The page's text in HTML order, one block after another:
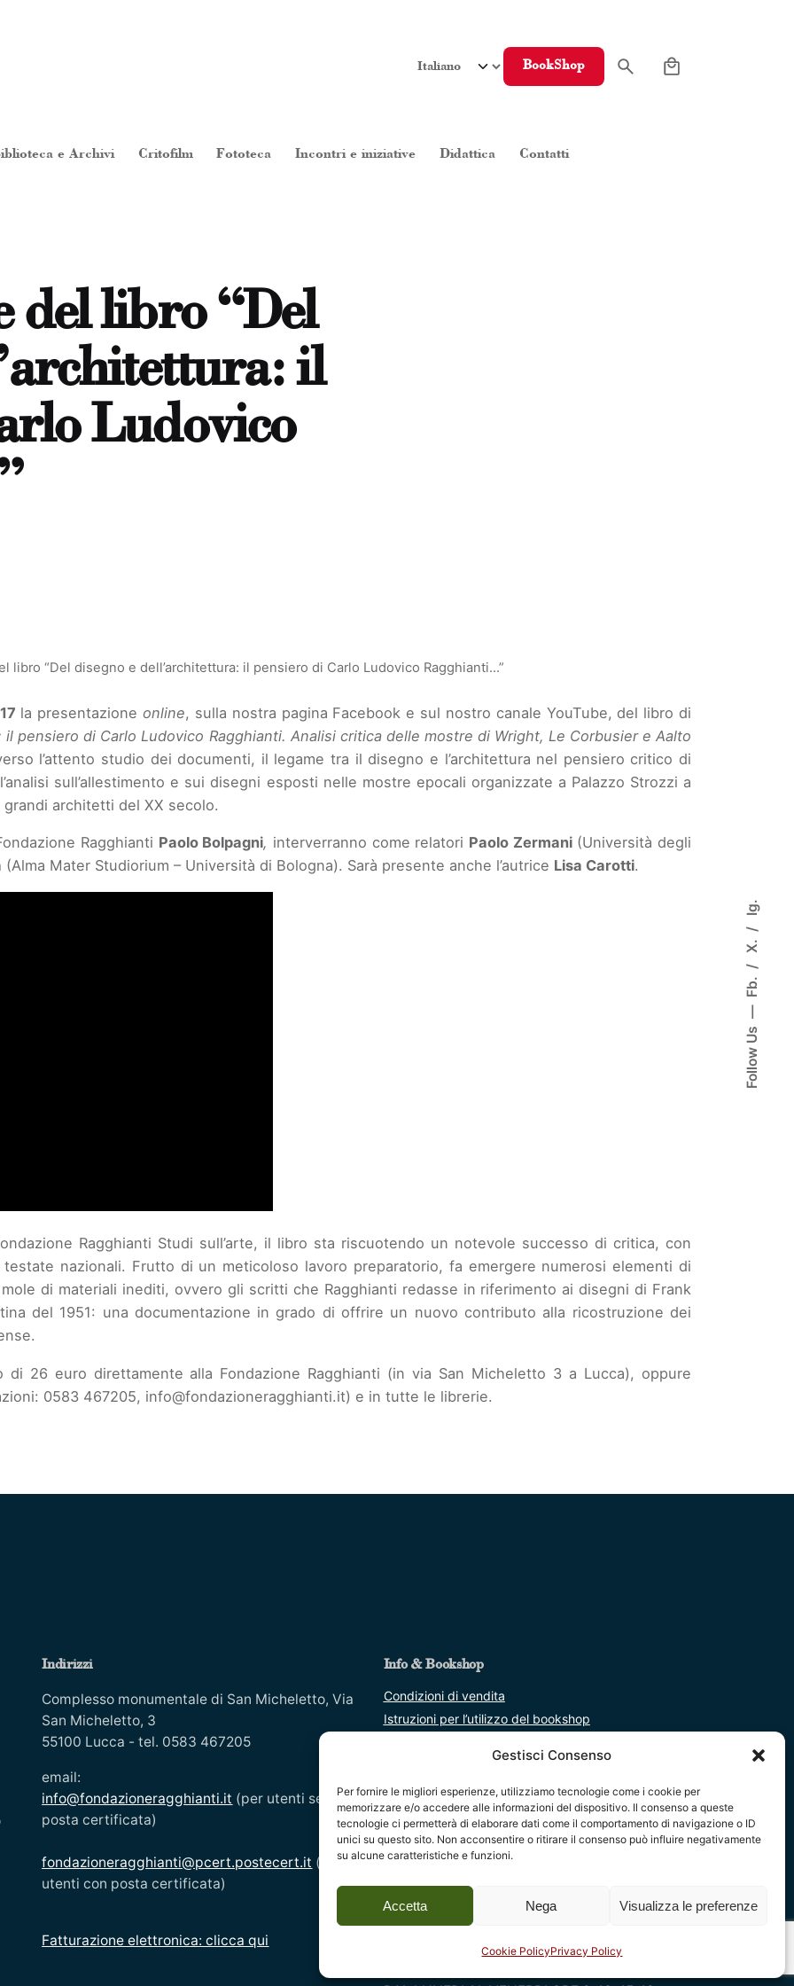
Gestisci Consenso
Per fornire le migliori esperienze, utilizziamo tecnologie come i cookie per
memorizzare e/o accedere alle informazioni del dispositivo. Il consenso a queste
tecnologie ci permetterà di elaborare dati come il comportamento di navigazione o ID
unici su questo sito. Non acconsentire o ritirare il consenso può influire negativamente
su alcune caratteristiche e funzioni.
Accetta Nega Visualizza le preferenze
Cookie PolicyPrivacy Policy
Follow Us
Fb.
X.
Ig.
e Archivi Critofilm Fototeca Incontri e iniziative Didattica Contatti
BookShop
del libro “Del
il
Ludovico
libro “Del disegno e dell’architettura: il pensiero di Carlo Ludovico Ragghianti…”
la presentazioneonline, sulla nostra pagina Facebook e sul nostro canale YouTube, del libro di
il pensiero di Carlo Ludovico Ragghianti. Analisi critica delle mostre di Wright, Le Corbusier e Aalto
l’attento studio dei documenti, il legame tra il disegno e l’architettura nel pensiero critico di
sull’allestimento e sui disegni esposti nelle mostre epocali organizzate a Palazzo Strozzi a
architetti del XX secolo.
Ragghianti Paolo Bolpagni, interverranno come relatori Paolo Zermani(Università degli
(Alma Mater Studiorium – Università di Bologna). Sarà presente anche l’autrice Lisa Carotti.
Ragghianti Studi sull’arte, il libro sta riscuotendo un notevole successo di critica, con
nazionali. Frutto di un meticoloso lavoro preparatorio, fa emergere numerosi elementi di
di materiali inediti, ovvero gli scritti che Ragghianti redasse in riferimento ai disegni di Frank
del 1951: una documentazione in grado di offrire un nuovo contributo alla ricostruzione dei
26 euro direttamente alla Fondazione Ragghianti (in via San Micheletto 3 a Lucca), oppure
0583 467205, info@fondazioneragghianti.it) e in tutte le librerie.
Indirizzi
Complesso monumentale di San Micheletto, Via
San Micheletto, 3
55100 Lucca - tel. 0583 467205
email:
info@fondazioneragghianti.it (per utenti senza
posta certificata)
fondazioneragghianti@pcert.postecert.it (solo
utenti con posta certificata)
Fatturazione elettronica: clicca qui
Info & Bookshop
Condizioni di vendita
Istruzioni per l’utilizzo del bookshop
Modifica le preferenze cookie
Area Privacy
Distribuzione
Avvertenze legali